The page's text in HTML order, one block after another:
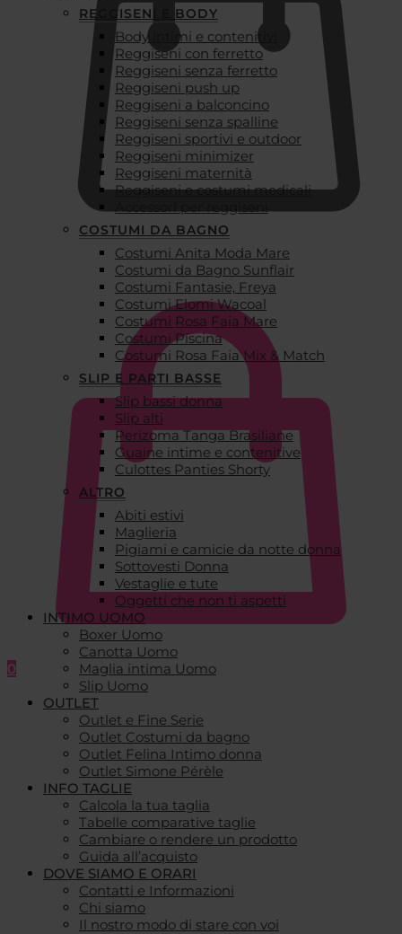
0
REGGISENI E BODY
Body intimi e contenitivi
Reggiseni con ferretto
Reggiseni senza ferretto
Reggiseni push up
Reggiseni a balconcino
Reggiseni senza spalline
Reggiseni sportivi e outdoor
Reggiseni minimizer
Reggiseni maternità
Reggiseni e costumi medicali
Accessori per reggiseni
COSTUMI DA BAGNO
Costumi Anita Moda Mare
Costumi da Bagno Sunflair
Costumi Fantasie, Freya
Costumi Elomi Wacoal
Costumi Rosa Faia Mare
Costumi Piscina
Costumi Rosa Faia Mix & Match
SLIP E PARTI BASSE
Slip bassi donna
Slip alti
Perizoma Tanga Brasiliane
Guaine intime e contenitive
Culottes Panties Shorty
ALTRO
Abiti estivi
Maglieria
Pigiami e camicie da notte donna
Sottovesti Donna
Vestaglie e tute
Oggetti che non ti aspetti
INTIMO UOMO
Boxer Uomo
Canotta Uomo
Maglia intima Uomo
Slip Uomo
OUTLET
Outlet e Fine Serie
Outlet Costumi da bagno
Outlet Felina Intimo donna
Outlet Simone Pérèle
INFO TAGLIE
Calcola la tua taglia
Tabelle comparative taglie
Cambiare o rendere un prodotto
Guida all’acquisto
DOVE SIAMO E ORARI
Contatti e Informazioni
Chi siamo
Il nostro modo di stare con voi